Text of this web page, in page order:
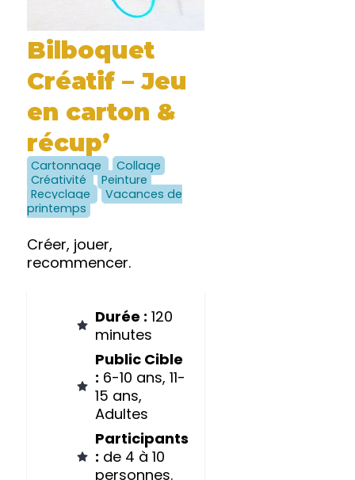
Bilboquet
Créatif – Jeu
en carton &
récup’
Cartonnage
Collage
Créativité
Peinture
Recyclage
Vacances de
printemps
Créer, jouer,
recommencer.
Durée : 120
minutes
Public Cible
: 6-10 ans, 11-
15 ans,
Adultes
Participants
: de 4 à 10
personnes.